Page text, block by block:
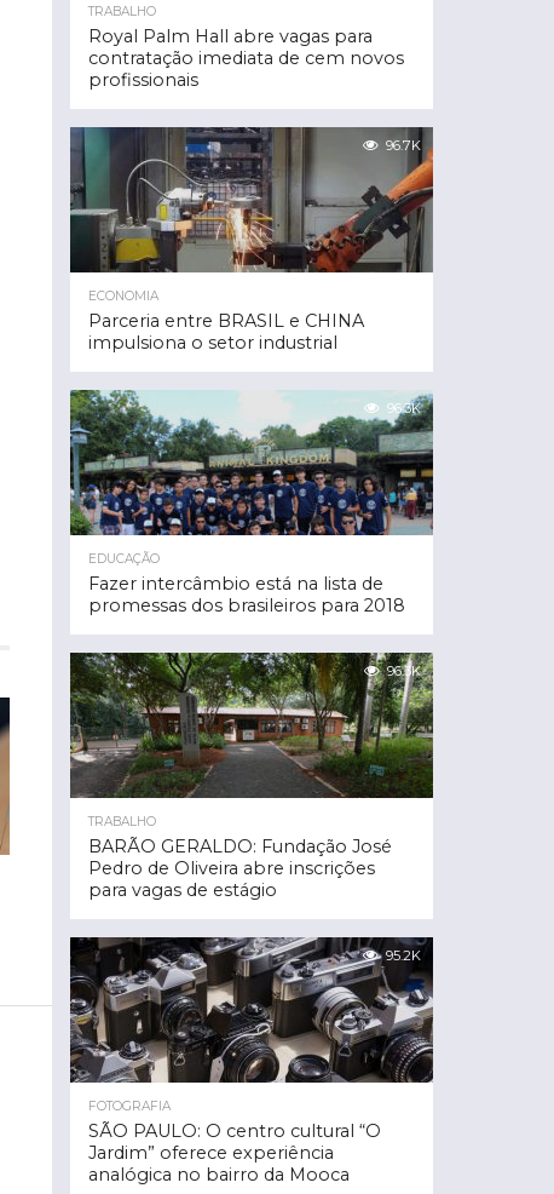
TRABALHO
Royal Palm Hall abre vagas para
contratação imediata de cem novos
profissionais
96.7K
ECONOMIA
Parceria entre BRASIL e CHINA
impulsiona o setor industrial
96.3K
EDUCAÇÃO
Fazer intercâmbio está na lista de
promessas dos brasileiros para 2018
96.3K
TRABALHO
BARÃO GERALDO: Fundação José
Pedro de Oliveira abre inscrições
para vagas de estágio
95.2K
FOTOGRAFIA
SÃO PAULO: O centro cultural “O
Jardim” oferece experiência
analógica no bairro da Mooca